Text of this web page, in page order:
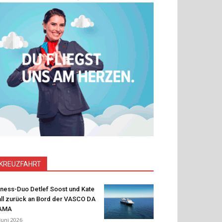
KREUZFAHRT
Duo Detlef Soost und Kate
zurück an Bord der VASCO DA
2026